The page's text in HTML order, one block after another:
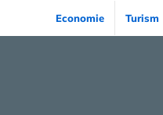
Economie Turism